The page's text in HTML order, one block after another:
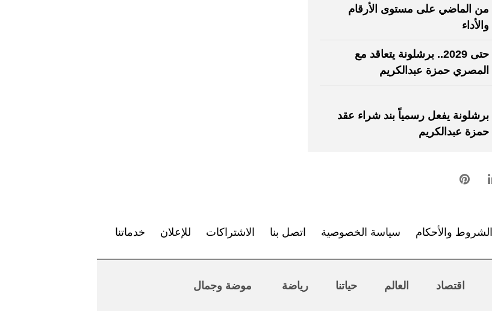
من الماضي على مستوى الأرقام
والأداء
حتى 2029.. برشلونة يتعاقد مع
المصري حمزة عبدالكريم
برشلونة يفعل رسمياً بند شراء عقد
حمزة عبدالكريم
الشروط والأحكام سياسة الخصوصية اتصل بنا الاشتراكات للإعلان خدماتنا
اقتصاد العالم حياتنا رياضة موضة وجمال